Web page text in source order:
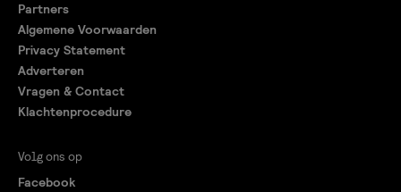
Partners
Algemene Voorwaarden
Privacy Statement
Adverteren
Vragen & Contact
Klachtenprocedure
Volg ons op
Facebook